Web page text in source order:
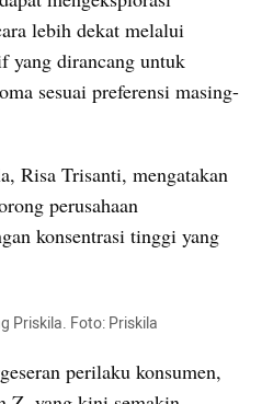
lebih dekat melalui
yang dirancang untuk
sesuai preferensi masing-
Risa Trisanti, mengatakan
perusahaan
konsentrasi tinggi yang
Priskila. Foto: Priskila
perilaku konsumen,